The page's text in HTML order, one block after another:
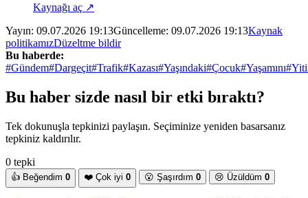
Kaynağı aç ↗
Yayın: 09.07.2026 19:13Güncelleme: 09.07.2026 19:13Kaynak
politikamızDüzeltme bildir
Bu haberde:
#Gündem#Dargeçit#Trafik#Kazası#Yaşındaki#Çocuk#Yaşamını
Bu haber sizde nasıl bir etki bıraktı?
Tek dokunuşla tepkinizi paylaşın. Seçiminize yeniden basarsanız
tepkiniz kaldırılır.
0 tepki
👍 Beğendim 0 ❤️ Çok iyi 0 😮 Şaşırdım 0 😢 Üzüldüm 0